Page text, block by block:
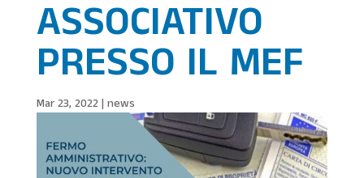
ASSOCIATIVO
PRESSO IL MEF
Mar 23, 2022| news